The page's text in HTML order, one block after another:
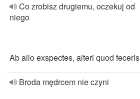
Co zrobisz drugiemu, oczekuj od
niego
Ab alio exspectes, alteri quod feceris
Broda mędrcem nie czyni